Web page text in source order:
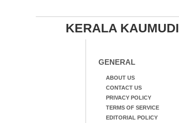
KERALA KAUMUDI
GENERAL
ABOUT US
CONTACT US
PRIVACY POLICY
TERMS OF SERVICE
EDITORIAL POLICY